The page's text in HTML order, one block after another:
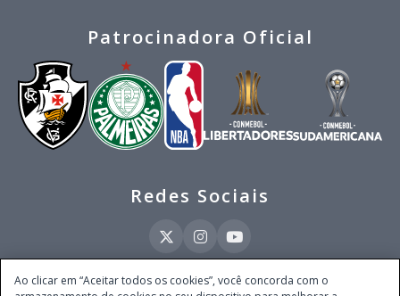
Patrocinadora Oficial
Redes Sociais
Ao clicar em “Aceitar todos os cookies”, você concorda com o